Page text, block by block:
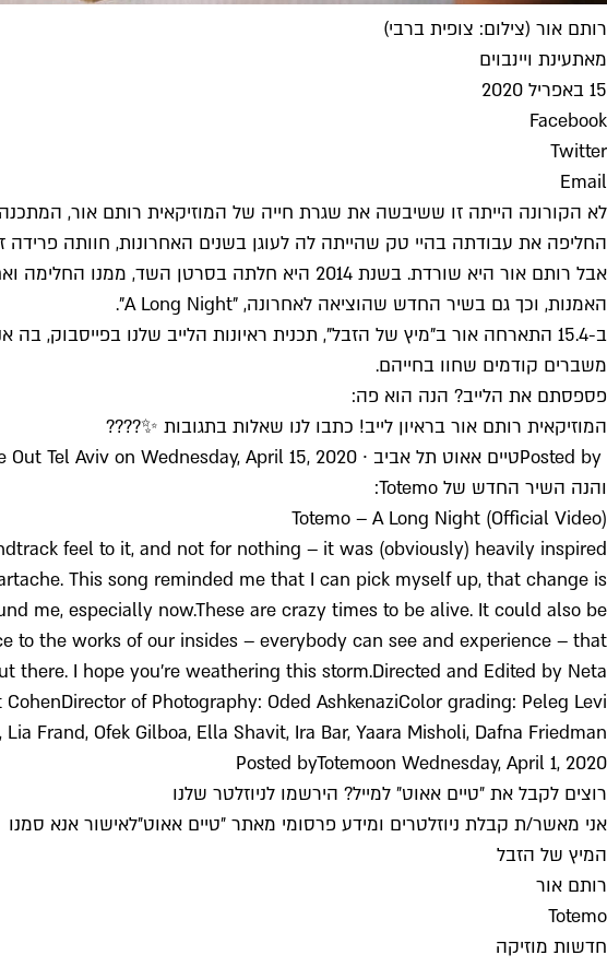
רותם אור (צילום: צופית ברבי)
מאתעינת ויינבוים
15 באפריל 2020
Facebook
Twitter
Email
החליפה את עבודתה בהיי טק שהייתה לה לעוגן בשנים האחרונות, חוותה
אבל רותם אור היא שורדת. בשנת 2014 היא חלתה
האמנות, וכך גם בשיר החדש שהוציאה לאחרונה, "A Long Night".
ב-15.4 התארחה אור ב"מיץ של הזבל", תכנית ראיונות הלייב שלנו
משברים קודמים שחוו בחייהם.
פספסתם את הלייב? הנה הוא פה:
המוזיקאית רותם אור בראיון לייב! כתבו לנו שאלות בתגובות ✨????
Posted by ‎טיים אאוט תל אביב ∙ Time Out Tel Aviv ‎ on Wednesday, April 15, 2020
והנה השיר החדש של Totemo:
Totemo – A Long Night (Official Video)
feel to it, and not for nothing – it was (obviously) heavily inspired
This song reminded me that I can pick myself up, that change is
me, especially now.These are crazy times to be alive. It could also be
to the works of our insides – everybody can see and experience – that
I hope you're weathering this storm.Directed and Edited by Neta
of Photography: Oded AshkenaziColor grading: Peleg Levi
Frand, Ofek Gilboa, Ella Shavit, Ira Bar, Yaara Misholi, Dafna Friedman
Posted byTotemoon Wednesday, April 1, 2020
רוצים לקבל את ״טיים אאוט״ למייל? הירשמו לניוזלטר שלנו
אני מאשר/ת קבלת ניוזלטרים ומידע פרסומי מאתר ״טיים אאוט״לאישור אנא סמנו
המיץ של הזבל
רותם אור
Totemo
חדשות מוזיקה